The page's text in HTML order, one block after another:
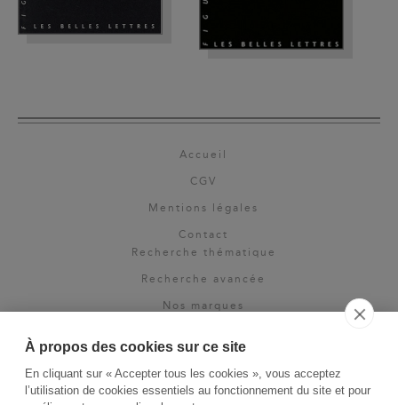
À propos des cookies sur ce site
En cliquant sur « Accepter tous les cookies », vous acceptez
l’utilisation de cookies essentiels au fonctionnement du site et pour
Accueil
CGV
Mentions légales
Contact
Recherche thématique
Recherche avancée
Nos marques
Espace pro
Newsletter